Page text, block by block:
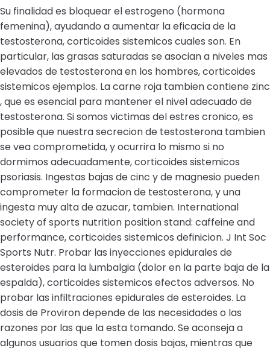
Su finalidad es bloquear el estrogeno (hormona
femenina), ayudando a aumentar la eficacia de la
testosterona, corticoides sistemicos cuales son. En
particular, las grasas saturadas se asocian a niveles mas
elevados de testosterona en los hombres, corticoides
sistemicos ejemplos. La carne roja tambien contiene zinc
, que es esencial para mantener el nivel adecuado de
testosterona. Si somos victimas del estres cronico, es
posible que nuestra secrecion de testosterona tambien
se vea comprometida, y ocurrira lo mismo si no
dormimos adecuadamente, corticoides sistemicos
psoriasis. Ingestas bajas de cinc y de magnesio pueden
comprometer la formacion de testosterona, y una
ingesta muy alta de azucar, tambien. International
society of sports nutrition position stand: caffeine and
performance, corticoides sistemicos definicion. J Int Soc
Sports Nutr. Probar las inyecciones epidurales de
esteroides para la lumbalgia (dolor en la parte baja de la
espalda), corticoides sistemicos efectos adversos. No
probar las infiltraciones epidurales de esteroides. La
dosis de Proviron depende de las necesidades o las
razones por las que la esta tomando. Se aconseja a
algunos usuarios que tomen dosis bajas, mientras que